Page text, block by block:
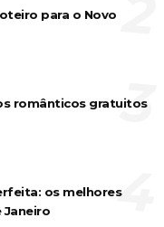
para o Novo
românticos gratuitos
3
os melhores
Janeiro
4